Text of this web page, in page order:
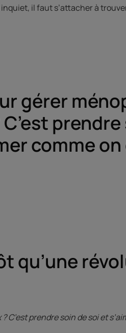
il faut s’attacher à
gérer
comme
qu’une
prendre soin de soi et